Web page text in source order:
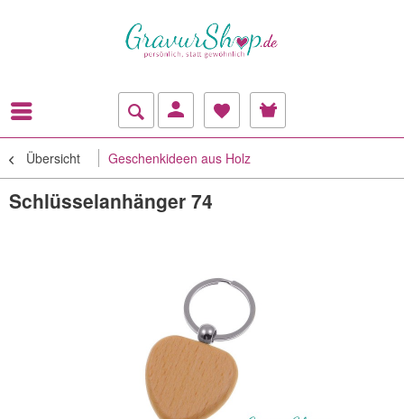
Übersicht Geschenkideen aus Holz
Schlüsselanhänger 74